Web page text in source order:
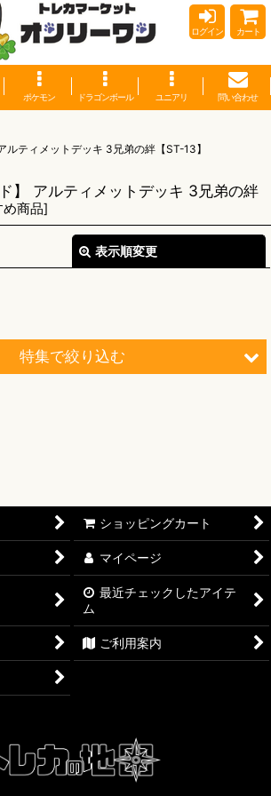
ログイン カート
ポケモン ドラゴンボール ユニアリ 問い合わせ
ルティメットデッキ 3兄弟の絆【ST-13】
】 アルティメットデッキ 3兄弟の絆
め商品]
表示順変更
特集で絞り込む
ブースターパック 決戦の刻【OP-16】
ブースターパック 神の島の冒険【OP-
エクストラブースター EGGHEAD
ブースターパック 蒼海の七傑【OP-14】
ブースターパック 受け継がれる意志
ショッピングカート
マイページ
最近チェックしたアイテ
ム
ご利用案内